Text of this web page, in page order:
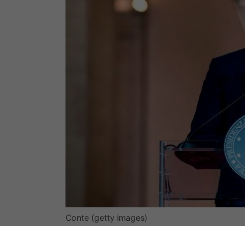
Conte (getty images)